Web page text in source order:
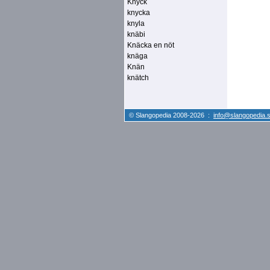
Knyck
knycka
knyla
knäbi
Knäcka en nöt
knäga
Knän
knätch
© Slangopedia 2008-2026 :